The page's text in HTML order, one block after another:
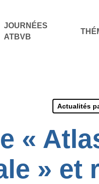
JOURNÉES
ATBVB
Actualités
«
» et